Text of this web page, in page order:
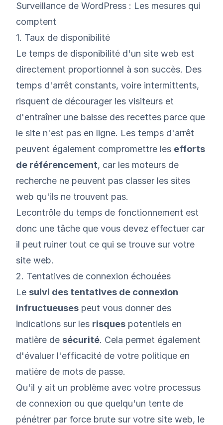
Surveillance de WordPress : Les mesures qui
comptent
1. Taux de disponibilité
Le temps de disponibilité d'un site web est
directement proportionnel à son succès. Des
temps d'arrêt constants, voire intermittents,
risquent de décourager les visiteurs et
d'entraîner une baisse des recettes parce que
le site n'est pas en ligne. Les temps d'arrêt
peuvent également compromettre les efforts
de référencement, car les moteurs de
recherche ne peuvent pas classer les sites
web qu'ils ne trouvent pas.
Lecontrôle du temps de fonctionnement est
donc une tâche que vous devez effectuer car
il peut ruiner tout ce qui se trouve sur votre
site web.
2. Tentatives de connexion échouées
Le suivi des tentatives de connexion
infructueuses peut vous donner des
indications sur les risques potentiels en
matière de sécurité. Cela permet également
d'évaluer l'efficacité de votre politique en
matière de mots de passe.
Qu'il y ait un problème avec votre processus
de connexion ou que quelqu'un tente de
pénétrer par force brute sur votre site web, le